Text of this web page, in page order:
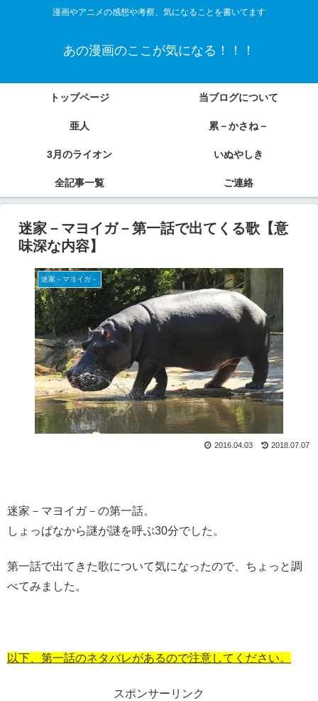
漫画やアニメの感想や考察、気になることを書いてます
あの漫画のここが気になる！！！
トップページ 当ブログについて
亜人 累－かさね－
3月のライオン いぬやしき
全記事一覧 ご連絡
迷家－マヨイガ－第一話で出てくる歌【意
味深な内容】
迷家－マヨイガ－
2018.07.07
2016.04.03
迷家－マヨイガ－の第一話。
しょっぱなから謎が謎を呼ぶ30分でした。
第一話で出てきた歌について気になったので、ちょっと調
べてみました。
以下、第一話のネタバレがあるので注意してください。
スポンサーリンク